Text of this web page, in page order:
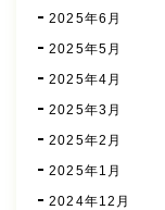
2025年6月
2025年5月
2025年4月
2025年3月
2025年2月
2025年1月
2024年12月